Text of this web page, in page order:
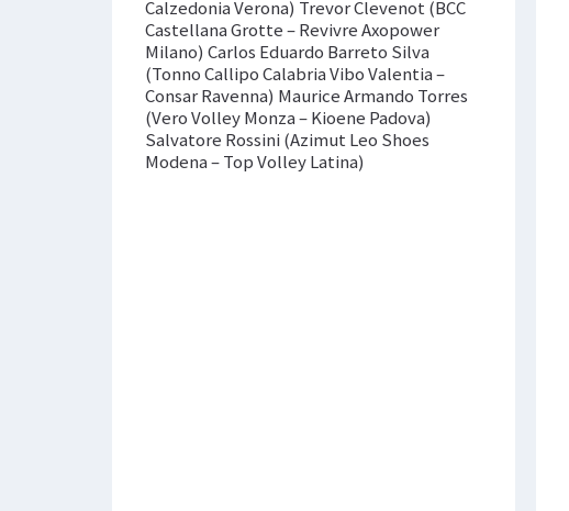
Calzedonia Verona) Trevor Clevenot (BCC
Castellana Grotte – Revivre Axopower
Milano) Carlos Eduardo Barreto Silva
(Tonno Callipo Calabria Vibo Valentia –
Consar Ravenna) Maurice Armando Torres
(Vero Volley Monza – Kioene Padova)
Salvatore Rossini (Azimut Leo Shoes
Modena – Top Volley Latina)